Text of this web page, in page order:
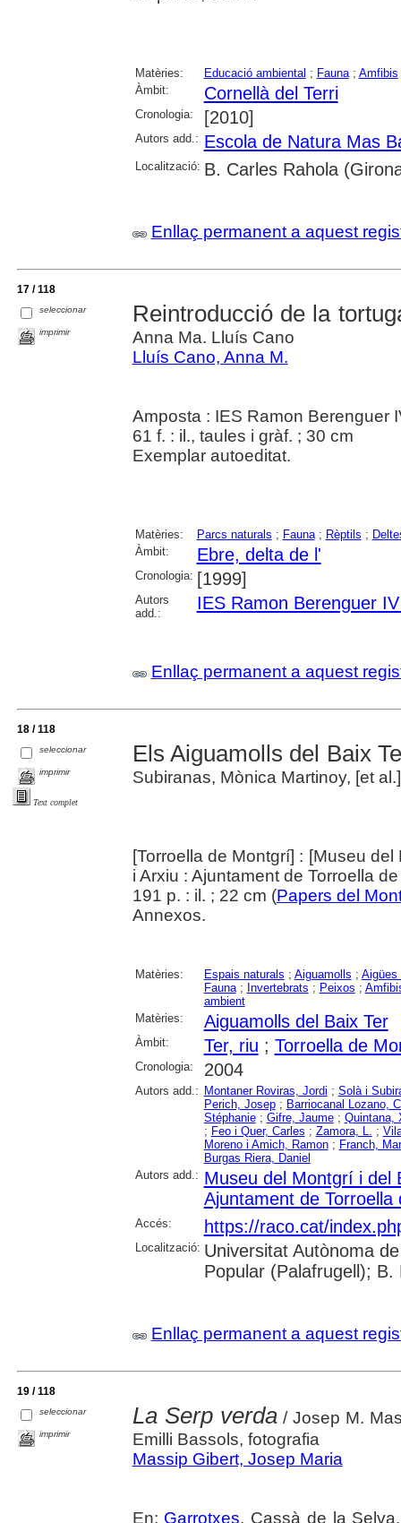
Matèries: Educació ambiental ; Fauna; Amfibis
Àmbit:
Cornellà del Terri
Cronologia: [2010]
Autors add.: Escola de Natura Mas
Localització: B. Carles Rahola
Enllaç permanent a aquest
17 / 118
seleccionar
imprimir
Reintroducció de la
Anna Ma. Lluís Cano
Lluís Cano, Anna M.
Amposta : IES Ramon Berenguer
61 f. : il., taules i gràf. ; 30 cm
Exemplar autoeditat.
Matèries: Parcs naturals ; Fauna; Rèptils ;
Àmbit:
Ebre, delta de l'
Cronologia: [1999]
Autors
add.:
IES Ramon Berenguer
Enllaç permanent a aquest
18 / 118
seleccionar
imprimir
Text complet
Els Aiguamolls del Baix
Subiranas, Mònica Martinoy, [et
[Torroella de Montgrí] : [Museu
i Arxiu : Ajuntament de Torroella
191 p. : il. ; 22 cm (Papers del
Annexos.
Matèries: Espais naturals ; Aiguamolls ; Aigües
Fauna; Invertebrats ; Peixos ;
ambient
Matèries:
Aiguamolls del Baix Ter
Àmbit: Ter, riu ; Torroella de
Cronologia: 2004
Autors add.: Montaner Roviras, Jordi ; Solà i
Perich, Josep; Barriocanal Lozano,
Stéphanie; Gifre, Jaume; Quintana,
; Feo i Quer, Carles ; Zamora, L. ;
Moreno i Amich, Ramon; Franch,
Burgas Riera, Daniel
Autors add.: Museu del Montgrí i del
Ajuntament de Torroella
Accés: https://raco.cat/
Localització: Universitat Autònoma
Popular (Palafrugell);
Enllaç permanent a aquest
19 / 118
seleccionar
imprimir
La Serp verda/ Josep M.
Emilli Bassols, fotografia
Massip Gibert, Josep Maria
En: Garrotxes. Cassà de la